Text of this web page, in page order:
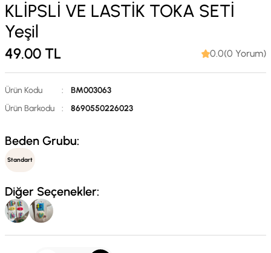
KLİPSLİ VE LASTİK TOKA SETİ
Yeşil
49.00 TL 0.0(0 Yorum)
Ürün Kodu :
BM003063
Ürün Barkodu
: 8690550226023
Beden Grubu:
Standart
Diğer Seçenekler: